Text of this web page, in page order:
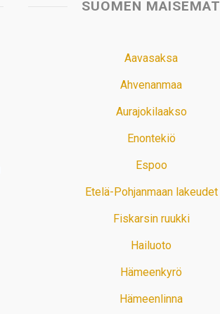
SUOMEN MAISEMAT
Aavasaksa
Ahvenanmaa
Aurajokilaakso
Enontekiö
Espoo
Etelä-Pohjanmaan lakeudet
Fiskarsin ruukki
Hailuoto
Hämeenkyrö
Hämeenlinna